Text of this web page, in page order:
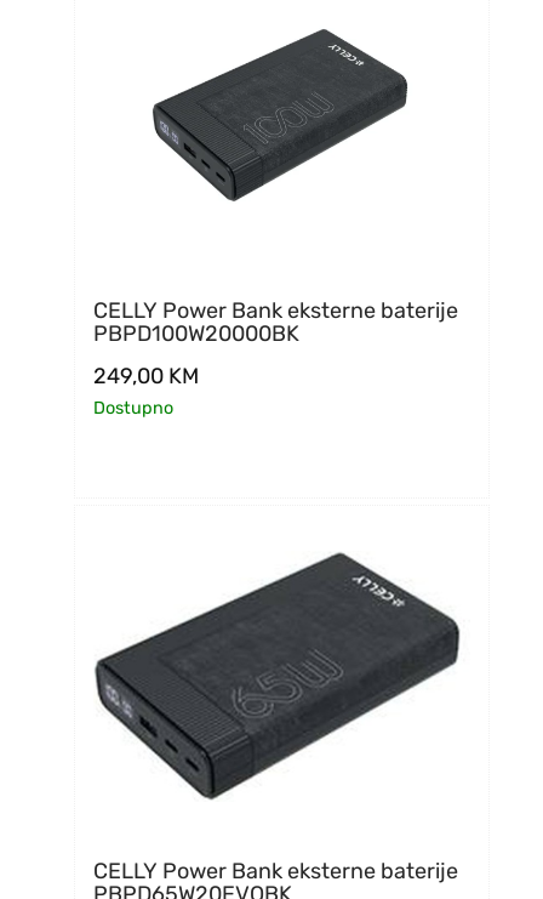
CELLY Power Bank eksterne baterije
PBPD100W20000BK
249,00 KM
Dostupno
CELLY Power Bank eksterne baterije